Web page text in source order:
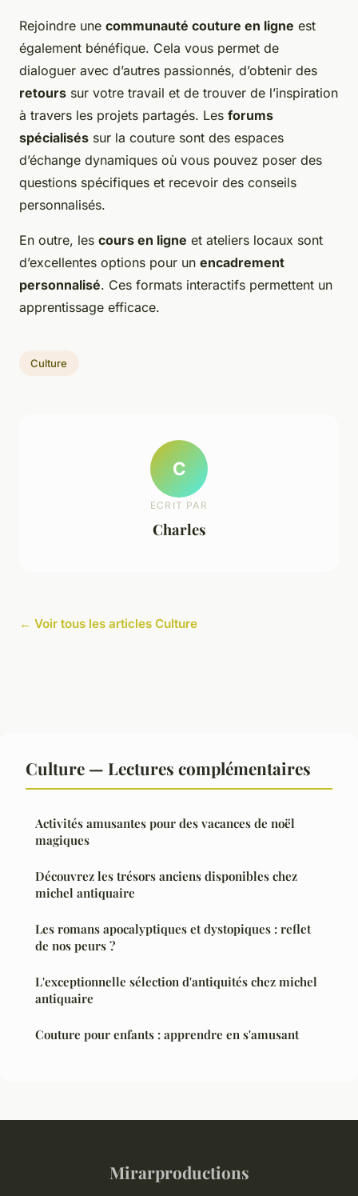
Rejoindre une communauté couture en ligne est
également bénéfique. Cela vous permet de
dialoguer avec d’autres passionnés, d’obtenir des
retours sur votre travail et de trouver de l’inspiration
à travers les projets partagés. Les forums
spécialisés sur la couture sont des espaces
d’échange dynamiques où vous pouvez poser des
questions spécifiques et recevoir des conseils
personnalisés.
En outre, les cours en ligne et ateliers locaux sont
d’excellentes options pour un encadrement
personnalisé. Ces formats interactifs permettent un
apprentissage efficace.
Culture
C
ECRIT PAR
Charles
← Voir tous les articles Culture
Culture — Lectures complémentaires
Activités amusantes pour des vacances de noël
magiques
Découvrez les trésors anciens disponibles chez
michel antiquaire
Les romans apocalyptiques et dystopiques : reflet
de nos peurs ?
L'exceptionnelle sélection d'antiquités chez michel
antiquaire
Couture pour enfants : apprendre en s'amusant
Mirarproductions